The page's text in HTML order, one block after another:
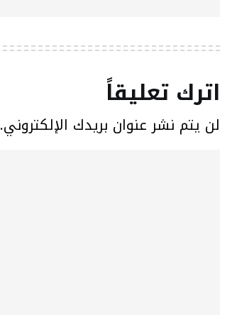
اترك تعليقاً
لن يتم نشر عنوان بريدك الإلكتروني.